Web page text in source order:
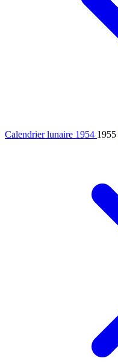
Calendrier lunaire 1954 1955